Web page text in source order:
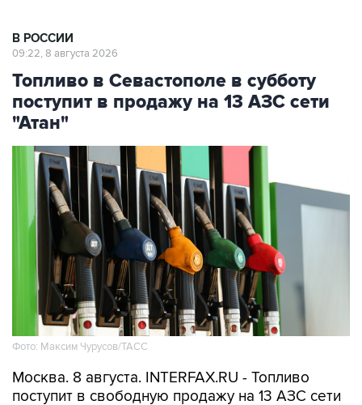
Топливо в Севастополе в субботу
поступит в продажу на 13 АЗС сети
"Атан"
Фото: Максим Чурусов/ТАСС
Москва. 8 августа. INTERFAX.RU - Топливо
"Атан" в Севастополе, сообщил губернатор
города Михаил Развожаев в пятницу.